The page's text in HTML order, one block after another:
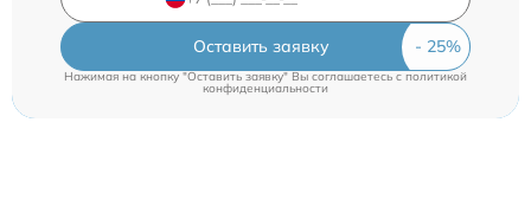
Оставить заявку
Нажимая на кнопку "Оставить заявку" Вы соглашаетесь c политикой
конфиденциальности